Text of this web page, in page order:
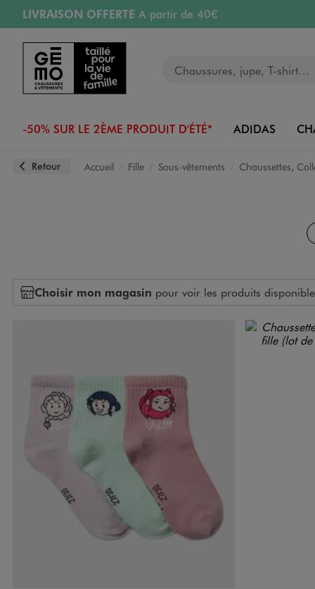
Aller au contenu principal
Aller à la navigation
LIVRAISON OFFERTE A partir de 40€
RETRAIT ET LIVRAISON OFFERTE
PAYEZ EN 3x SANS FRAIS
dès 50€
Retours OFFERTSpendant 30 jours
-50% SUR LE 2ÈME PRODUIT D'ÉTÉ* ADIDAS
Retour Accueil Fille Sous-vêtements Chaussettes,
Choisir mon magasin pour voir les produits